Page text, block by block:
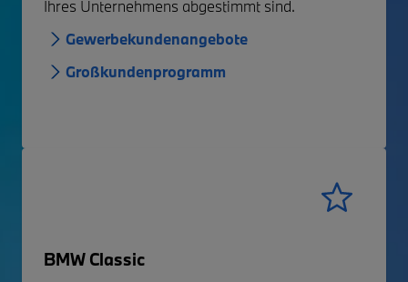
Ihres Unternehmens abgestimmt sind.
Gewerbekundenangebote
Großkundenprogramm
BMW Classic